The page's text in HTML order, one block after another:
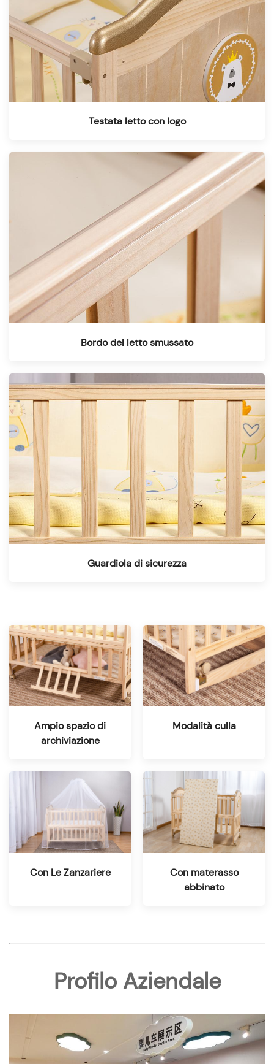
Testata letto con logo
Bordo del letto smussato
Guardiola di sicurezza
Ampio spazio di
archiviazione
Modalità culla
Con Le Zanzariere
Con materasso
abbinato
Profilo Aziendale